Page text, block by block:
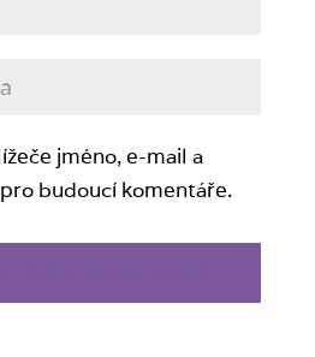
jméno, e-mail a
budoucí komentáře.